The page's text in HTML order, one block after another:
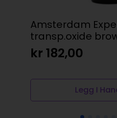
Amsterdam
transp.oxide
kr 182,00
Legg I